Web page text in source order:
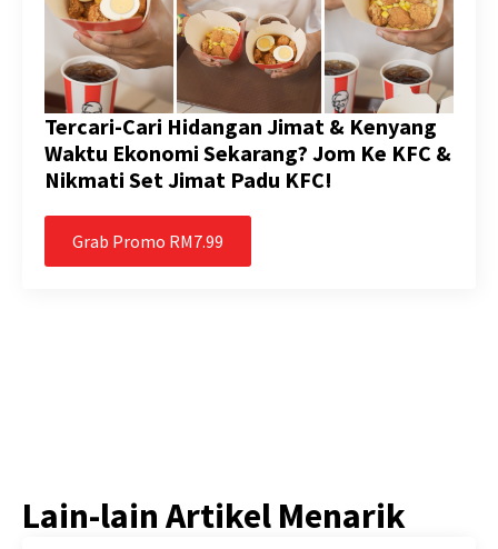
Tercari-Cari Hidangan Jimat & Kenyang
Waktu Ekonomi Sekarang? Jom Ke KFC &
Nikmati Set Jimat Padu KFC!
Grab Promo RM7.99
Lain-lain Artikel Menarik